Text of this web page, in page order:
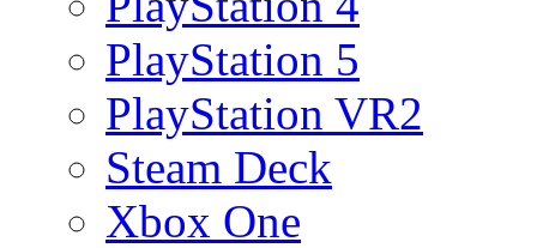
PlayStation 5
PlayStation VR2
Steam Deck
Xbox One